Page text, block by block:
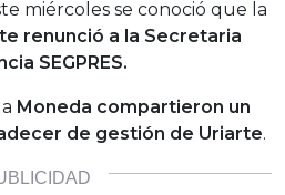
miércoles se conoció que la
renunció a la Secretaria
SEGPRES.
Moneda compartieron un
de gestión de Uriarte.